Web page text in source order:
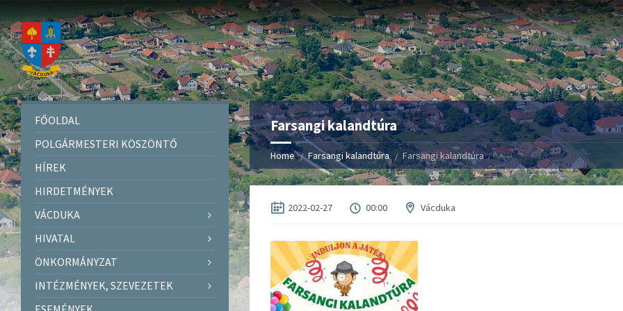
Farsangi kalandtúra
Home Farsangi kalandtúra Farsangi kalandtúra
2022-02-27 00:00 Vácduka
FŐOLDAL
POLGÁRMESTERI KÖSZÖNTŐ
HÍREK
HIRDETMÉNYEK
VÁCDUKA
HIVATAL
ÖNKORMÁNYZAT
INTÉZMÉNYEK, SZEVEZETEK